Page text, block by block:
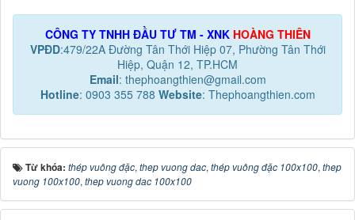
CÔNG TY TNHH ĐẦU TƯ TM - XNK HOÀNG THIÊN
VPĐD:479/22A Đường Tân Thới Hiệp 07, Phường Tân Thới
Hiệp, Quận 12, TP.HCM
Email: thephoangthien@gmail.com
Hotline: 0903 355 788 Website: Thephoangthien.com
Từ khóa: thép vuông đặc, thep vuong dac, thép vuông đặc 100x100, thep
vuong 100x100, thep vuong dac 100x100